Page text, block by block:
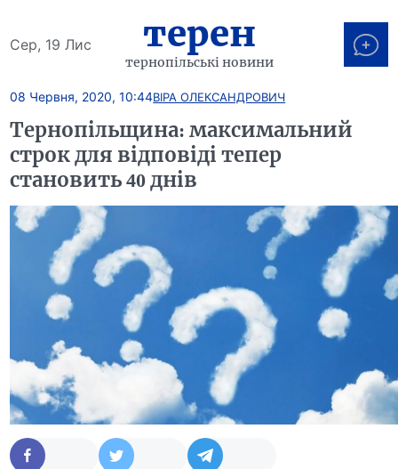
Сер, 19 Лис терен
тернопільські новини
08 Червня, 2020, 10:44ВІРА ОЛЕКСАНДРОВИЧ
Тернопільщина: максимальний
строк для відповіді тепер
становить 40 днів